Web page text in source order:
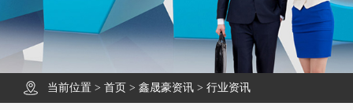
当前位置 > 首页 > 鑫晟豪资讯 > 行业资讯